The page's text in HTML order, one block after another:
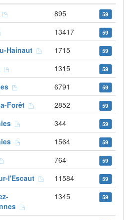
895 59
13417 59
Hainaut 1715 59
1315 59
6791 59
Forêt 2852 59
344 59
1564 59
764 59
l'Escaut 11584 59
1345 59